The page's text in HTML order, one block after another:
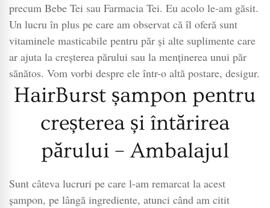
precum Bebe Tei sau Farmacia Tei. Eu acolo le-am găsit.
Un lucru în plus pe care am observat că îl oferă sunt
vitaminele masticabile pentru păr și alte suplimente care
ar ajuta la creșterea părului sau la menținerea unui păr
sănătos. Vom vorbi despre ele într-o altă postare, desigur.
HairBurst șampon pentru
creșterea și întărirea
părului – Ambalajul
Sunt câteva lucruri pe care l-am remarcat la acest
șampon, pe lângă ingrediente, atunci când am citit